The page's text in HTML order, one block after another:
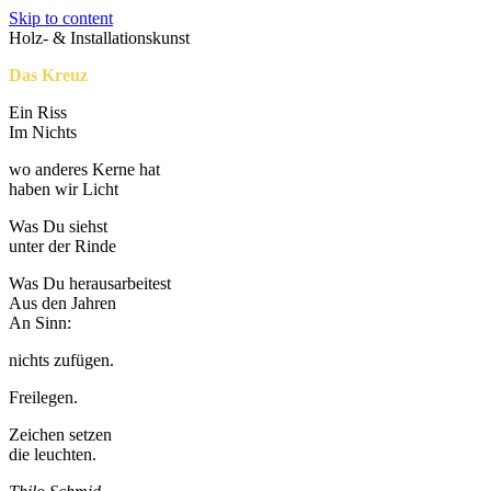
Skip to content
Holz- & Installationskunst
Das Kreuz
Ein Riss
Im Nichts
wo anderes Kerne hat
haben wir Licht
Was Du siehst
unter der Rinde
Was Du herausarbeitest
Aus den Jahren
An Sinn:
nichts zufügen.
Freilegen.
Zeichen setzen
die leuchten.